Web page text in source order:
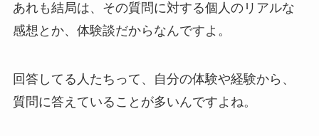
あれも結局は、その質問に対する個人のリアルな
感想とか、体験談だからなんですよ。
回答してる人たちって、自分の体験や経験から、
質問に答えていることが多いんですよね。